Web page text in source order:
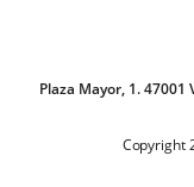
Plaza Mayor, 1. 47001
Copyright